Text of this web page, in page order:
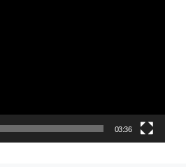
03:36